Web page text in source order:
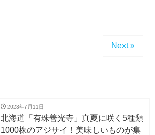
Next »
2023年7月11日
北海道「有珠善光寺」真夏に咲く5種類
1000株のアジサイ！美味しいものが集